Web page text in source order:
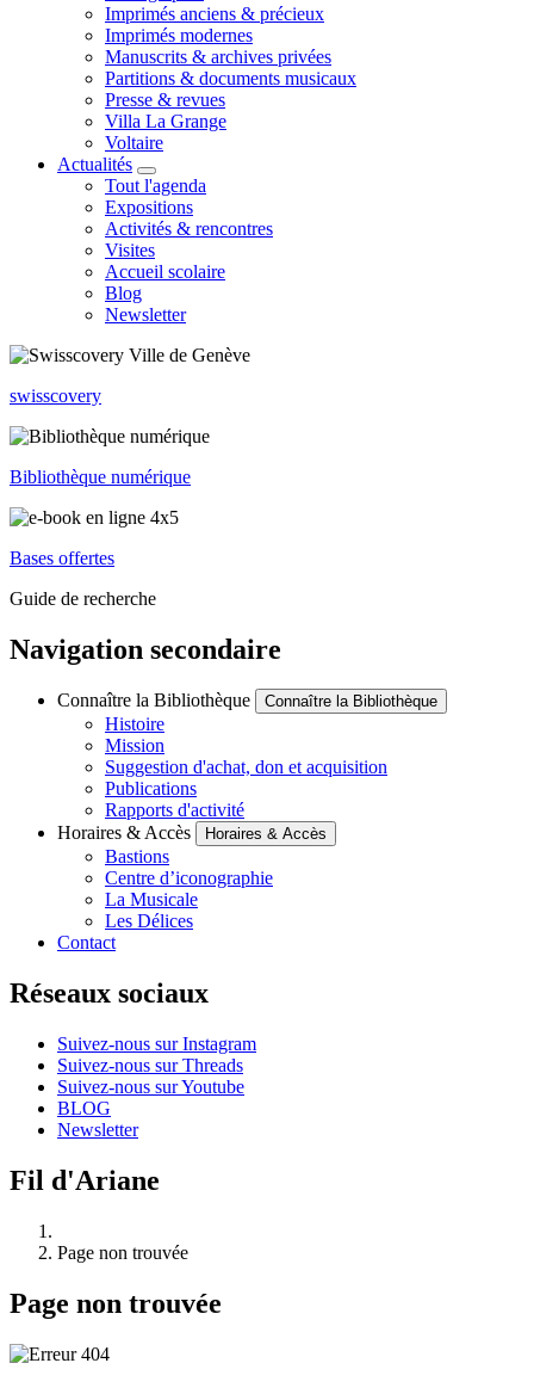
Imprimés anciens & précieux
Imprimés modernes
Manuscrits & archives privées
Partitions & documents musicaux
Presse & revues
Villa La Grange
Voltaire
Actualités
Tout l'agenda
Expositions
Activités & rencontres
Visites
Accueil scolaire
Blog
Newsletter
swisscovery
Bibliothèque numérique
Bases offertes
Guide de recherche
Navigation secondaire
Connaître la Bibliothèque Connaître la Bibliothèque
Histoire
Mission
Suggestion d'achat, don et acquisition
Publications
Rapports d'activité
Horaires & Accès
Horaires & Accès
Bastions
Centre d’iconographie
La Musicale
Les Délices
Contact
Réseaux sociaux
Suivez-nous sur Instagram
Suivez-nous sur Threads
Suivez-nous sur Youtube
BLOG
Newsletter
Fil d'Ariane
Page non trouvée
Page non trouvée